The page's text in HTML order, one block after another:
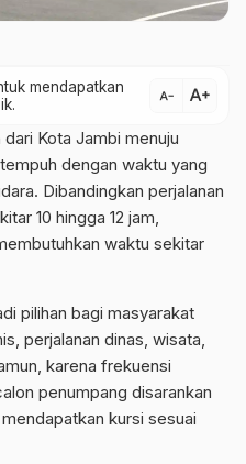
mendapatkan
text_decrease text_increase
dari Kota Jambi menuju
dengan waktu yang
Dibandingkan perjalanan
10 hingga 12 jam,
waktu sekitar
pilihan bagi masyarakat
perjalanan dinas, wisata,
karena frekuensi
penumpang disarankan
kursi sesuai